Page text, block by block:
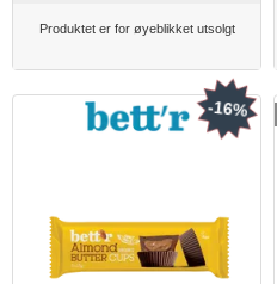
Produktet er for øyeblikket utsolgt
-16%